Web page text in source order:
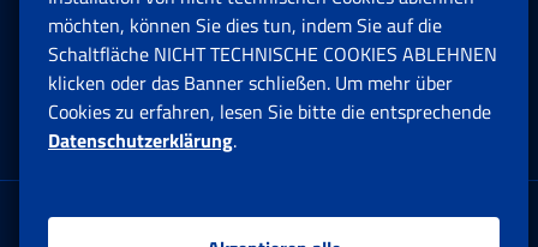
Datenschutz
Cookie einstellungen
Multikanal-Contact Center
Firmensitz:
möchten, können Sie dies tun, indem Sie auf die
Schaltfläche NICHT TECHNISCHE COOKIES ABLEHNEN
klicken oder das Banner schließen. Um mehr über
Cookies zu erfahren, lesen Sie bitte die entsprechende
Datenschutzerklärung.